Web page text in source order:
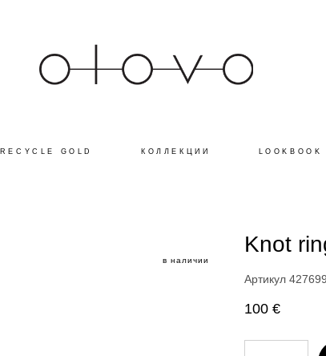
RECYCLE GOLD КОЛЛЕКЦИИ LOOKBOOK
в наличии
Knot
Артикул
100 €